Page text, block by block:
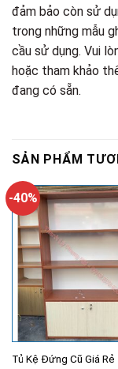
đảm bảo còn sử
trong những mẫu
cầu sử dụng. Vui
hoặc tham khảo
đang có sẵn.
SẢN PHẨM
-40%
Tủ Kệ Đứng Cũ Giá